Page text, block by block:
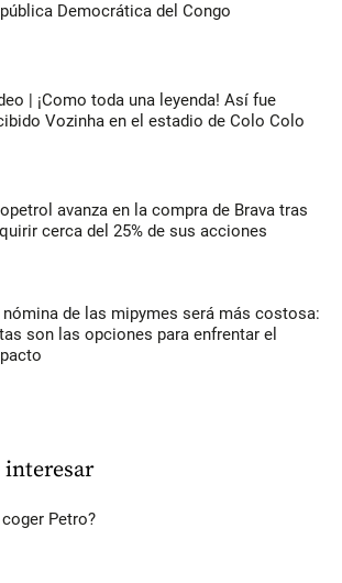
Democrática del Congo
| ¡Como toda una leyenda! Así fue
Vozinha en el estadio de Colo Colo
avanza en la compra de Brava tras
cerca del 25% de sus acciones
nómina de las mipymes será más costosa:
son las opciones para enfrentar el
interesar
Petro?